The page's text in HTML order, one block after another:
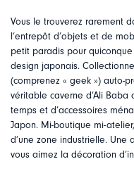
Vous le trouverez rarement
l’entrepôt d’objets et de
petit paradis pour
design japonais.
(comprenez « geek ») auto-
véritable caverne d’Ali Baba
temps et d’accessoires
Japon. Mi-boutique mi-atelier,
d’une zone industrielle.
vous aimez la décoration